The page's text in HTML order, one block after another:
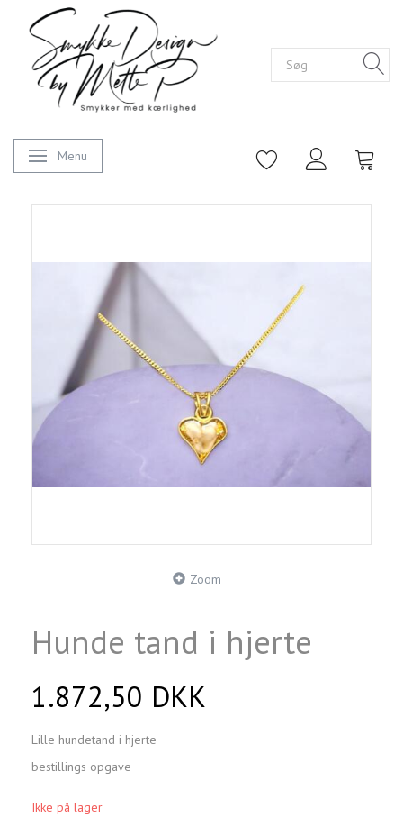
Skifte navigation
Menu
Zoom
Hunde tand i hjerte
1.872,50 DKK
Lille hundetand i hjerte
bestillings opgave
Ikke på lager